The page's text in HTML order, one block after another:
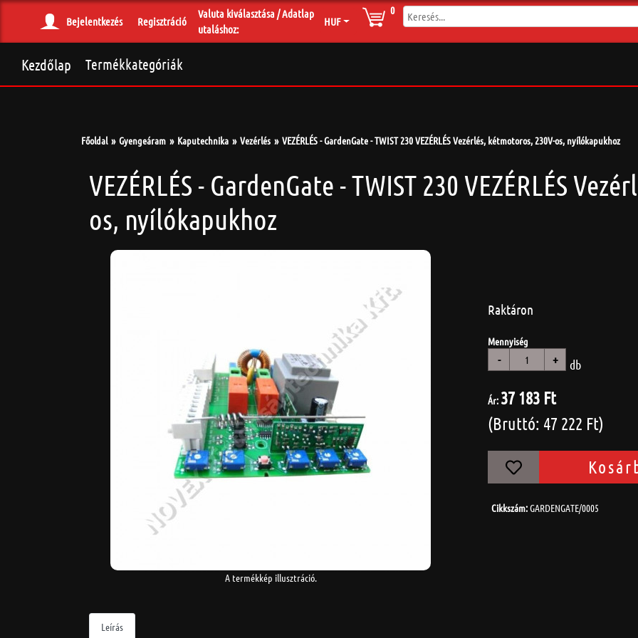
Bejelentkezés Regisztráció
Valuta kiválasztása / Adatlap
utaláshoz:
HUF
0
Termékkategóriák
Kezdőlap
Főoldal Gyengeáram Kaputechnika Vezérlés VEZÉRLÉS - GardenGate - TWIST 230 VEZÉRLÉS Vezérlés, kétmotoros, 230V-os, nyílókapukhoz
VEZÉRLÉS - GardenGate - TWIST 230 VEZÉRLÉS
os, nyílókapukhoz
A termékkép illusztráció.
Raktáron
Mennyiség
- + db
Ár: 37 183 Ft
(Bruttó: 47 222 Ft)
Cikkszám:GARDENGATE/0005
Leírás